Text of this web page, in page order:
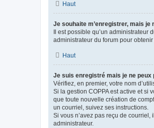
Haut
Je souhaite m’enregistrer, mais je
Il est possible qu’un
administrateur du forum pour obtenir
Haut
Je suis enregistré mais je ne peux
Vérifiez, en premier, votre nom
Si la gestion COPPA est active et si
que toute nouvelle création de
un courriel, suivez ses instructions.
Si vous n’avez pas reçu de
administrateur.